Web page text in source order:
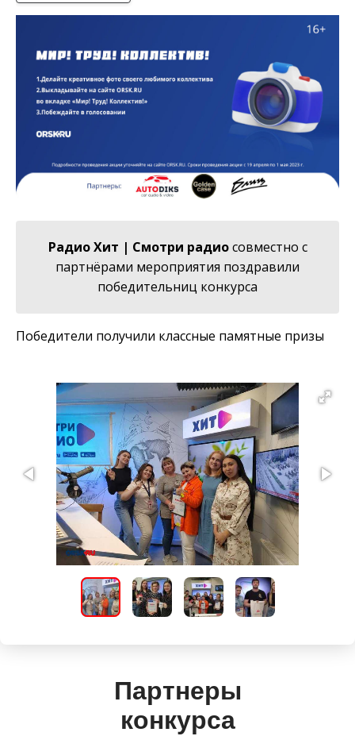
Радио Хит | Смотри радиосовместно с
партнёрами мероприятия поздравили
победительниц конкурса
Победители получили классные памятные призы
Партнеры
конкурса